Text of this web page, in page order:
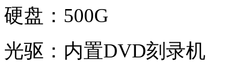
硬盘：500G
光驱：内置DVD刻录机